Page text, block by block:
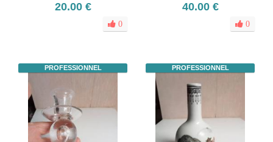
20.00 €
0
40.00 €
0
PROFESSIONNEL PROFESSIONNEL